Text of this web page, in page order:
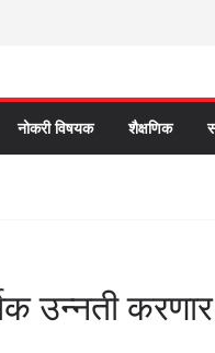
नोकरी विषयक शैक्षणिक
उन्नती